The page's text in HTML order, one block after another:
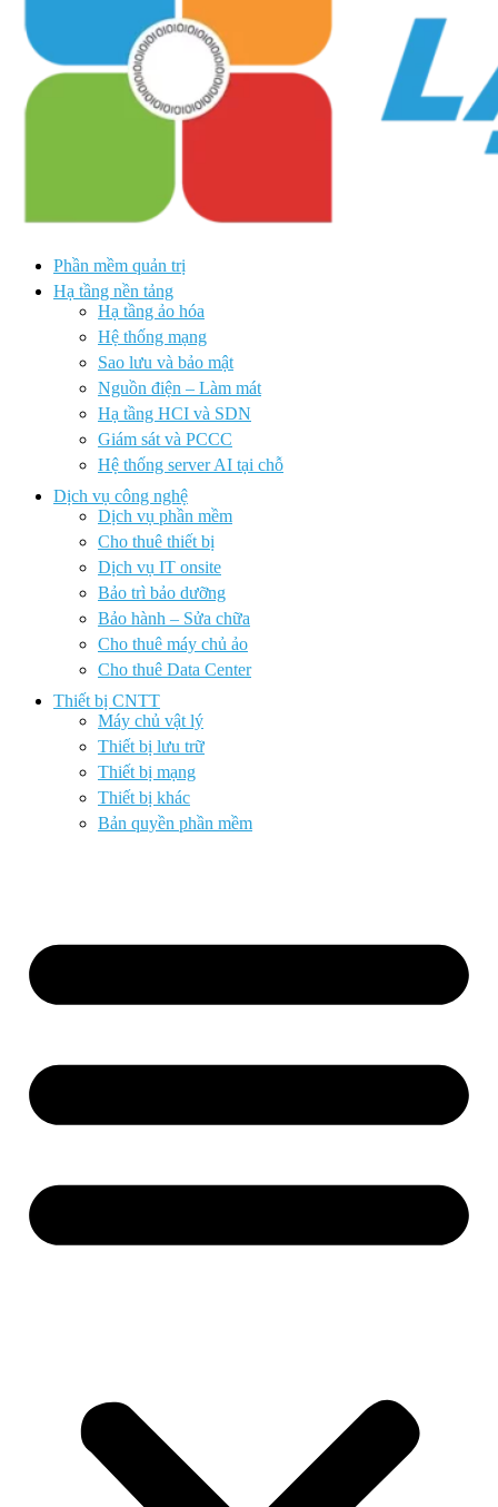
Phần mềm quản trị
Hạ tầng nền tảng
Hạ tầng ảo hóa
Hệ thống mạng
Sao lưu và bảo mật
Nguồn điện – Làm mát
Hạ tầng HCI và SDN
Giám sát và PCCC
Hệ thống server AI tại chỗ
Dịch vụ công nghệ
Dịch vụ phần mềm
Cho thuê thiết bị
Dịch vụ IT onsite
Bảo trì bảo dưỡng
Bảo hành – Sửa chữa
Cho thuê máy chủ ảo
Cho thuê Data Center
Thiết bị CNTT
Máy chủ vật lý
Thiết bị lưu trữ
Thiết bị mạng
Thiết bị khác
Bản quyền phần mềm